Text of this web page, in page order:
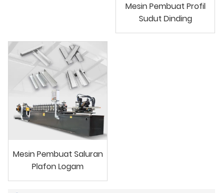
Mesin Pembuat Profil
Sudut Dinding
Mesin Pembuat Saluran
Plafon Logam